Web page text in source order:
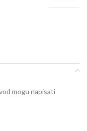
mogu napisati